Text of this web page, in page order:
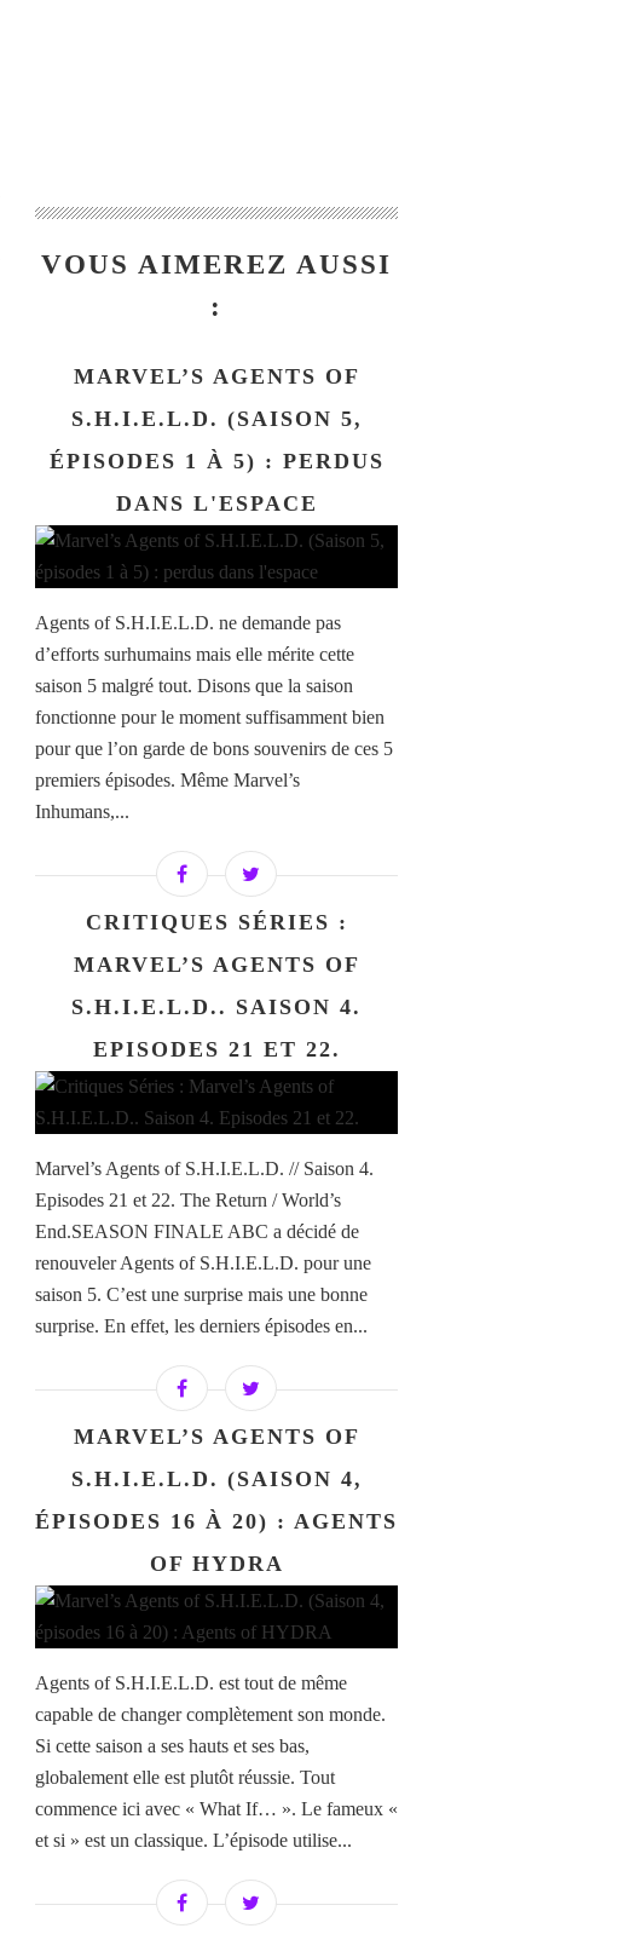
VOUS AIMEREZ AUSSI
:
MARVEL’S AGENTS OF
S.H.I.E.L.D. (SAISON 5,
ÉPISODES 1 À 5) : PERDUS
DANS L'ESPACE
Agents of S.H.I.E.L.D. ne demande pas
d’efforts surhumains mais elle mérite cette
saison 5 malgré tout. Disons que la saison
fonctionne pour le moment suffisamment bien
pour que l’on garde de bons souvenirs de ces 5
premiers épisodes. Même Marvel’s
Inhumans,...
CRITIQUES SÉRIES :
MARVEL’S AGENTS OF
S.H.I.E.L.D.. SAISON 4.
EPISODES 21 ET 22.
Marvel’s Agents of S.H.I.E.L.D. // Saison 4.
Episodes 21 et 22. The Return / World’s
End.SEASON FINALE ABC a décidé de
renouveler Agents of S.H.I.E.L.D. pour une
saison 5. C’est une surprise mais une bonne
surprise. En effet, les derniers épisodes en...
MARVEL’S AGENTS OF
S.H.I.E.L.D. (SAISON 4,
ÉPISODES 16 À 20) : AGENTS
OF HYDRA
Agents of S.H.I.E.L.D. est tout de même
capable de changer complètement son monde.
Si cette saison a ses hauts et ses bas,
globalement elle est plutôt réussie. Tout
commence ici avec « What If… ». Le fameux «
et si » est un classique. L’épisode utilise...